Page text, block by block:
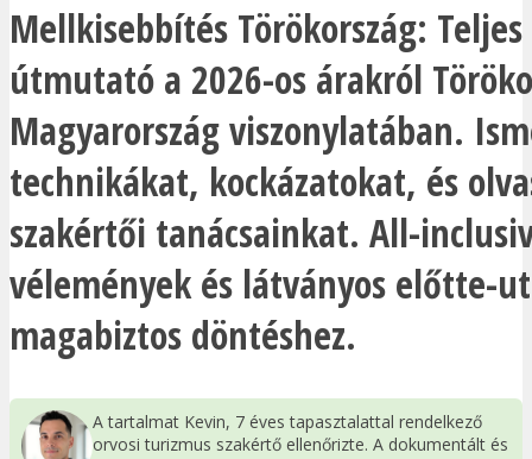
Mellkisebbítés Törökország:
útmutató a 2026-os árakról
Magyarország viszonylatában.
technikákat, kockázatokat, és
szakértői tanácsainkat. All-
vélemények és látványos előtte-
magabiztos döntéshez.
A tartalmat Kevin, 7 éves tapasztalattal rendelkező
orvosi turizmus szakértő ellenőrizte. A dokumentált és